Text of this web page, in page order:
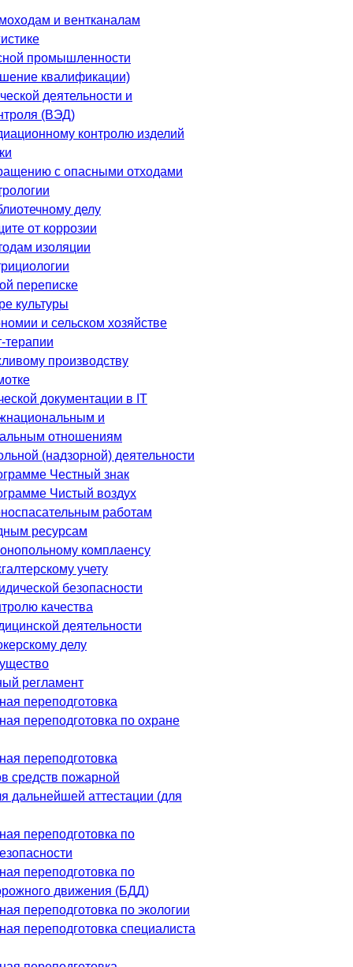
и вентканалам
промышленности
квалификации)
деятельности и
(ВЭД)
контролю изделий
с опасными отходами
делу
от коррозии
изоляции
переписке
культуры
и сельском хозяйстве
терапии
производству
документации в IT
и
отношениям
(надзорной) деятельности
Честный знак
Чистый воздух
работам
ресурсам
комплаенсу
учету
безопасности
качества
деятельности
делу
регламент
переподготовка
переподготовка по охране
переподготовка
средств пожарной
дальнейшей аттестации (для
переподготовка по
переподготовка по
движения (БДД)
переподготовка по экологии
переподготовка специалиста